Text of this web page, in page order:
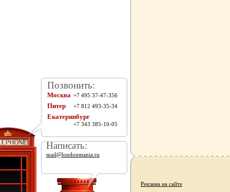
Позвонить:
Москва +7 495 37-47-356
Питер +7 812 493-35-34
Екатеринбург
+7 343 385-10-05
Написать:
mail@londonmania.ru
Реклама на сайте